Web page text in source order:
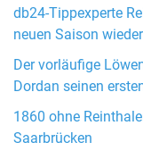
db24-Tippexperte
neuen Saison
Der vorläufige
Dordan seinen
1860 ohne
Saarbrücken